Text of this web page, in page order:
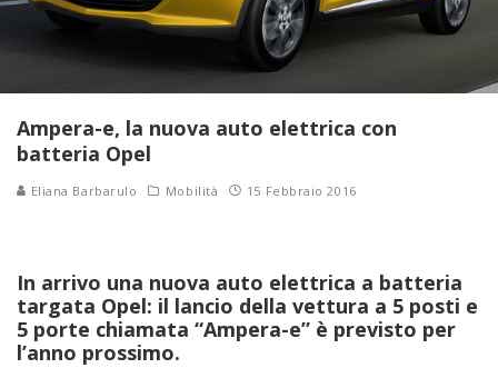
Ampera-e, la nuova auto elettrica con
batteria Opel
Eliana Barbarulo Mobilità 15 Febbraio 2016
In arrivo una nuova auto elettrica a batteria
targata Opel: il lancio della vettura a 5 posti e
5 porte chiamata “Ampera-e” è previsto per
l’anno prossimo.